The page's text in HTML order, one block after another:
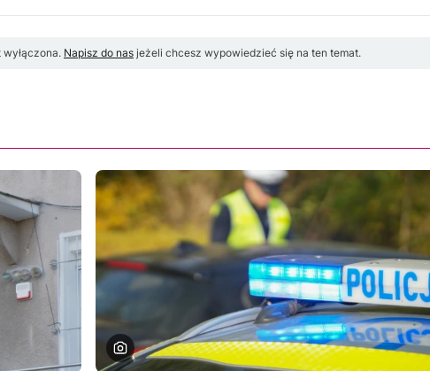
Napisz do nas jeżeli chcesz wypowiedzieć się na ten temat.